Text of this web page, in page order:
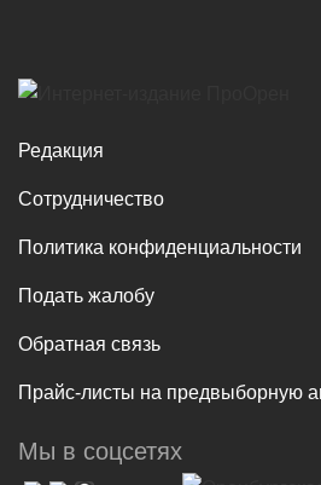
Редакция
Сотрудничество
Политика конфиденциальности
Подать жалобу
Обратная связь
Прайс-листы на предвыборную
Мы в соцсетях